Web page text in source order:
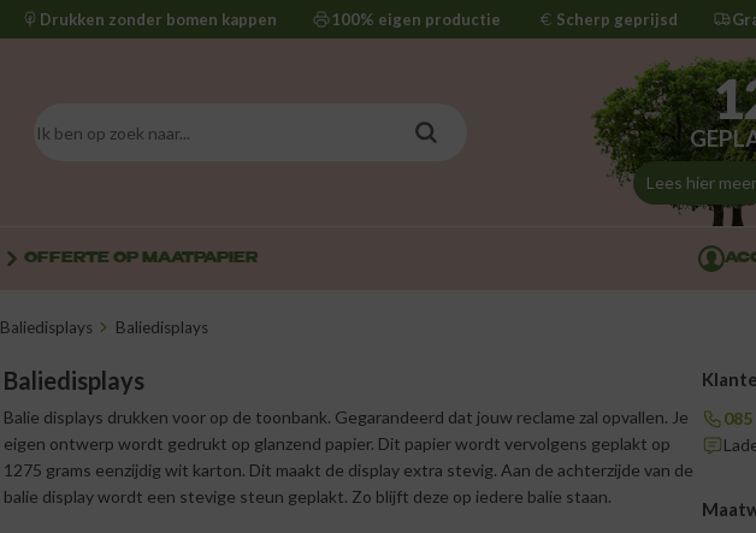
Drukken zonder bomen kappen 100% eigen productie Scherp geprijsd
Lees hier meer
OFFERTE OP MAAT PAPIER
Baliedisplays Baliedisplays
Baliedisplays
Balie displays drukken voor op de toonbank. Gegarandeerd dat jouw reclame zal opvallen. Je
eigen ontwerp wordt gedrukt op glanzend papier. Dit papier wordt vervolgens geplakt op
1275 grams eenzijdig wit karton. Dit maakt de display extra stevig. Aan de achterzijde van de
balie display wordt een stevige steun geplakt. Zo blijft deze op iedere balie staan.